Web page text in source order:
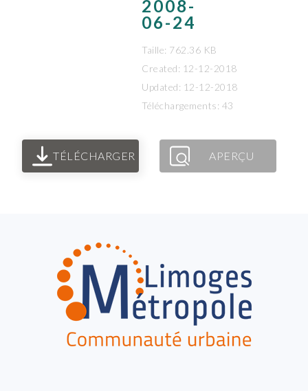
2008-
06-24
Taille: 762.36 KB
Created: 12-12-2018
Updated: 12-12-2018
Téléchargements: 43
TÉLÉCHARGER APERÇU